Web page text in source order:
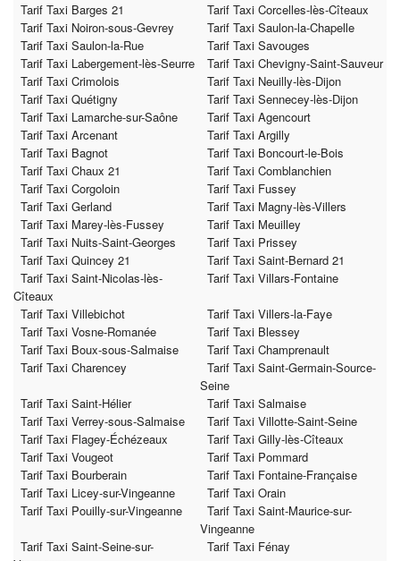
Tarif Taxi Barges 21
Tarif Taxi Corcelles-lès-Cîteaux
Tarif Taxi Noiron-sous-Gevrey
Tarif Taxi Saulon-la-Chapelle
Tarif Taxi Saulon-la-Rue
Tarif Taxi Savouges
Tarif Taxi Labergement-lès-Seurre
Tarif Taxi Chevigny-Saint-Sauveur
Tarif Taxi Crimolois
Tarif Taxi Neuilly-lès-Dijon
Tarif Taxi Quétigny
Tarif Taxi Sennecey-lès-Dijon
Tarif Taxi Lamarche-sur-Saône
Tarif Taxi Agencourt
Tarif Taxi Arcenant
Tarif Taxi Argilly
Tarif Taxi Bagnot
Tarif Taxi Boncourt-le-Bois
Tarif Taxi Chaux 21
Tarif Taxi Comblanchien
Tarif Taxi Corgoloin
Tarif Taxi Fussey
Tarif Taxi Gerland
Tarif Taxi Magny-lès-Villers
Tarif Taxi Marey-lès-Fussey
Tarif Taxi Meuilley
Tarif Taxi Nuits-Saint-Georges
Tarif Taxi Prissey
Tarif Taxi Quincey 21
Tarif Taxi Saint-Bernard 21
Tarif Taxi Saint-Nicolas-lès-
Cîteaux
Tarif Taxi Villars-Fontaine
Tarif Taxi Villebichot
Tarif Taxi Villers-la-Faye
Tarif Taxi Vosne-Romanée
Tarif Taxi Blessey
Tarif Taxi Boux-sous-Salmaise
Tarif Taxi Champrenault
Tarif Taxi Charencey
Tarif Taxi Saint-Germain-Source-
Seine
Tarif Taxi Saint-Hélier
Tarif Taxi Salmaise
Tarif Taxi Verrey-sous-Salmaise
Tarif Taxi Villotte-Saint-Seine
Tarif Taxi Flagey-Échézeaux
Tarif Taxi Gilly-lès-Cîteaux
Tarif Taxi Vougeot
Tarif Taxi Pommard
Tarif Taxi Bourberain
Tarif Taxi Fontaine-Française
Tarif Taxi Licey-sur-Vingeanne
Tarif Taxi Orain
Tarif Taxi Pouilly-sur-Vingeanne
Tarif Taxi Saint-Maurice-sur-
Vingeanne
Tarif Taxi Saint-Seine-sur-
Tarif Taxi Fénay